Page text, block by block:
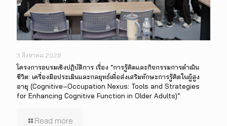
3 สิงหาคม 2026
โครงการอบรมเชิงปฏิบัติการ เรื่อง “การรู้คิดและกิจกรรมการดำเนิน
ชีวิต: เครื่องมือประเมินและกลยุทธ์เพื่อส่งเสริมทักษะการรู้คิดในผู้สูง
อายุ (Cognitive–Occupation Nexus: Tools and Strategies
for Enhancing Cognitive Function in Older Adults)”
Read more